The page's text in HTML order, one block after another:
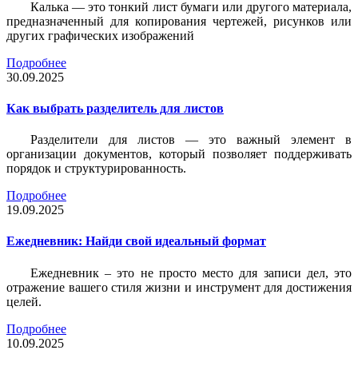
Калька — это тонкий лист бумаги или другого материала,
предназначенный для копирования чертежей, рисунков или
других графических изображений
Подробнее
30.09.2025
Как выбрать разделитель для листов
Разделители для листов — это важный элемент в
организации документов, который позволяет поддерживать
порядок и структурированность.
Подробнее
19.09.2025
Ежедневник: Найди свой идеальный формат
Ежедневник – это не просто место для записи дел, это
отражение вашего стиля жизни и инструмент для достижения
целей.
Подробнее
10.09.2025